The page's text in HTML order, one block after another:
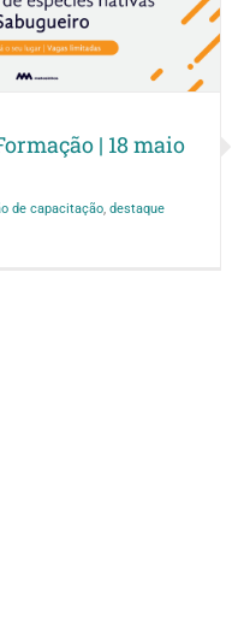
| 18 maio
de capacitação, destaque